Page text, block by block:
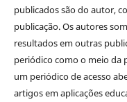
publicados são do autor,
publicação. Os autores
resultados em outras
periódico como o meio da
um periódico de acesso
artigos em aplicações